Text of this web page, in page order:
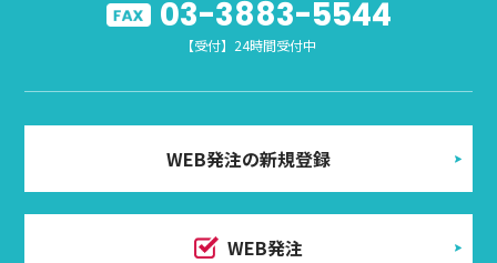
03-3883-5544
【受付】24時間受付中
WEB発注の新規登録
WEB発注